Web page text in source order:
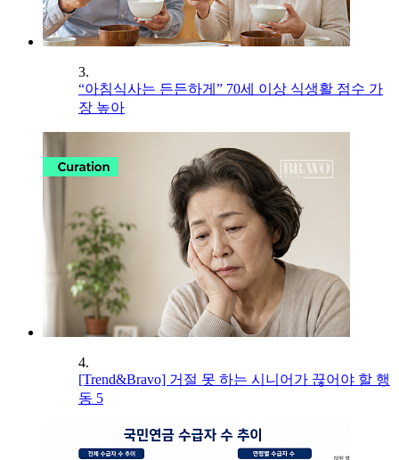
3.
“아침식사는 든든하게” 70세 이상 식생활 점수 가
장 높아
4.
[Trend&Bravo] 거절 못 하는 시니어가 끊어야 할 행
동 5